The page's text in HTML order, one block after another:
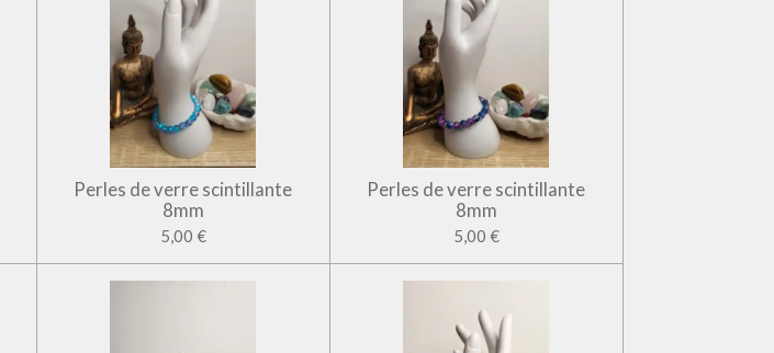
Perles de verre scintillante
8mm
5,00 €
Perles de verre scintillante
8mm
5,00 €